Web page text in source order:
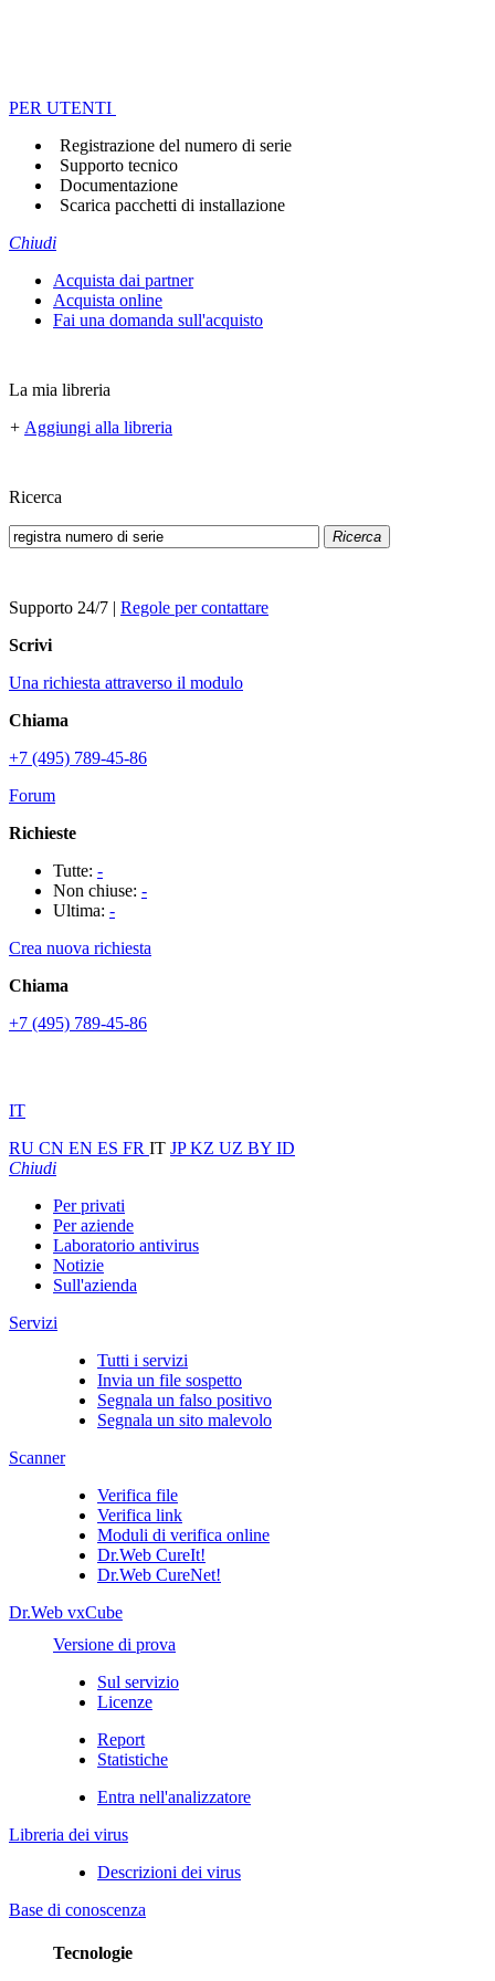
PER UTENTI
Registrazione del numero di serie
Supporto tecnico
Documentazione
Scarica pacchetti di installazione
Chiudi
Acquista dai partner
Acquista online
Fai una domanda sull'acquisto
La mia libreria
+ Aggiungi alla libreria
Ricerca
Ricerca
Supporto 24/7 | Regole per contattare
Scrivi
Una richiesta attraverso il modulo
Chiama
+7 (495) 789-45-86
Forum
Richieste
Tutte: -
Non chiuse: -
Ultima: -
Crea nuova richiesta
Chiama
+7 (495) 789-45-86
IT
RU CN EN ES FR IT JPKZ UZ BY ID
Chiudi
Per privati
Per aziende
Laboratorio antivirus
Notizie
Sull'azienda
Servizi
Tutti i servizi
Invia un file sospetto
Segnala un falso positivo
Segnala un sito malevolo
Scanner
Verifica file
Verifica link
Moduli di verifica online
Dr.Web CureIt!
Dr.Web CureNet!
Dr.Web vxCube
Versione di prova
Sul servizio
Licenze
Report
Statistiche
Entra nell'analizzatore
Libreria dei virus
Descrizioni dei virus
Base di conoscenza
Tecnologie